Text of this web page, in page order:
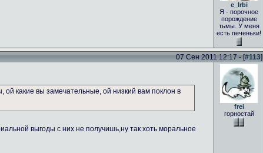
e_Irbi
Я - порочное
порождение
тьмы. У меня
есть печеньки!
07 Сен 2011 12:17 - [#113]
какие вы замечательные, ой низкий вам поклон в
выгоды с них не получишь,ну так хоть моральное
frei
горностай